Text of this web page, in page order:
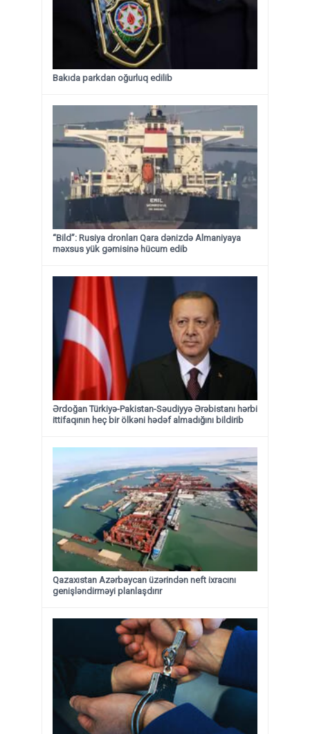
Bakıda parkdan oğurluq edilib
“Bild”: Rusiya dronları Qara dənizdə Almaniyaya
məxsus yük gəmisinə hücum edib
Ərdoğan Türkiyə-Pakistan-Səudiyyə Ərəbistanı hərbi
ittifaqının heç bir ölkəni hədəf almadığını bildirib
Qazaxıstan Azərbaycan üzərindən neft ixracını
genişləndirməyi planlaşdırır